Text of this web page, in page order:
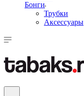
Бонги
Трубки
Аксессуары